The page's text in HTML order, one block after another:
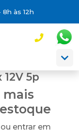
8h às 12h
5p
mais
entrar em